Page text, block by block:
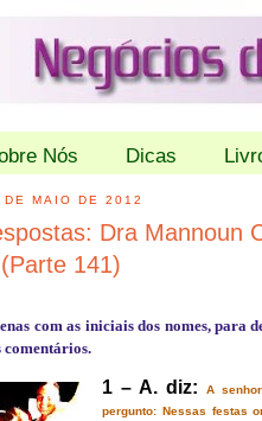
Nós Dicas
MAIO DE 2012
Dra Mannoun
141)
com as iniciais dos nomes, para
comentários.
1 – A. diz:A
pergunto: Nessas festas